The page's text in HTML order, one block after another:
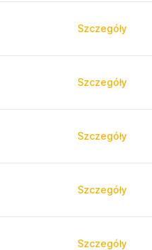
Szczegóły
Szczegóły
Szczegóły
Szczegóły
Szczegóły